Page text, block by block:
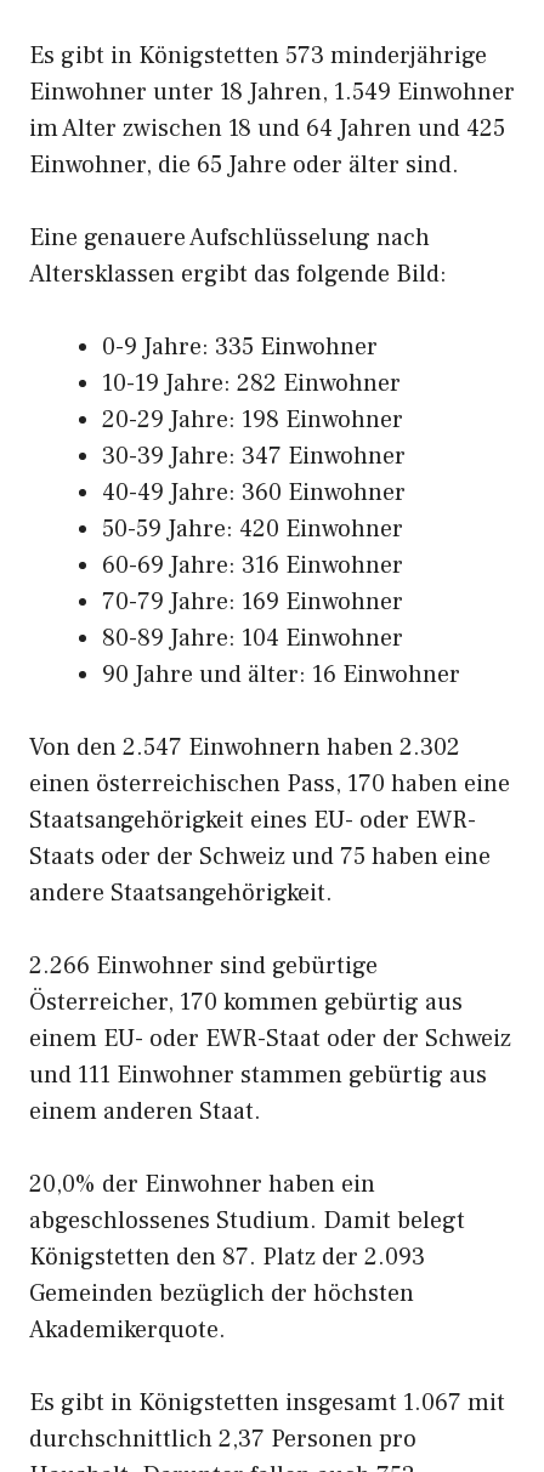
Es gibt in Königstetten 573 minderjährige
Einwohner unter 18 Jahren, 1.549 Einwohner
im Alter zwischen 18 und 64 Jahren und 425
Einwohner, die 65 Jahre oder älter sind.
Eine genauere Aufschlüsselung nach
Altersklassen ergibt das folgende Bild:
0-9 Jahre: 335 Einwohner
10-19 Jahre: 282 Einwohner
20-29 Jahre: 198 Einwohner
30-39 Jahre: 347 Einwohner
40-49 Jahre: 360 Einwohner
50-59 Jahre: 420 Einwohner
60-69 Jahre: 316 Einwohner
70-79 Jahre: 169 Einwohner
80-89 Jahre: 104 Einwohner
90 Jahre und älter: 16 Einwohner
Von den 2.547 Einwohnern haben 2.302
einen österreichischen Pass, 170 haben eine
Staatsangehörigkeit eines EU- oder EWR-
Staats oder der Schweiz und 75 haben eine
andere Staatsangehörigkeit.
2.266 Einwohner sind gebürtige
Österreicher, 170 kommen gebürtig aus
einem EU- oder EWR-Staat oder der Schweiz
und 111 Einwohner stammen gebürtig aus
einem anderen Staat.
20,0% der Einwohner haben ein
abgeschlossenes Studium. Damit belegt
Königstetten den 87. Platz der 2.093
Gemeinden bezüglich der höchsten
Akademikerquote.
Es gibt in Königstetten insgesamt 1.067 mit
durchschnittlich 2,37 Personen pro